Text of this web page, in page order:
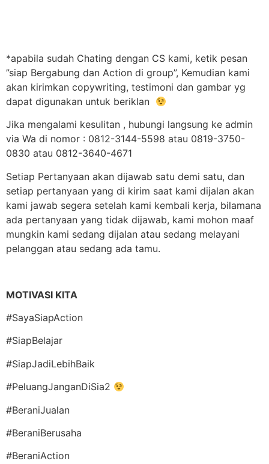
*apabila sudah Chating dengan CS kami, ketik pesan
”siap Bergabung dan Action di group”, Kemudian kami
akan kirimkan copywriting, testimoni dan gambar yg
dapat digunakan untuk beriklan
Jika mengalami kesulitan , hubungi langsung ke admin
via Wa di nomor : 0812-3144-5598 atau 0819-3750-
0830 atau 0812-3640-4671
Setiap Pertanyaan akan dijawab satu demi satu, dan
setiap pertanyaan yang di kirim saat kami dijalan akan
kami jawab segera setelah kami kembali kerja, bilamana
ada pertanyaan yang tidak dijawab, kami mohon maaf
mungkin kami sedang dijalan atau sedang melayani
pelanggan atau sedang ada tamu.
MOTIVASI KITA
#SayaSiapAction
#SiapBelajar
#SiapJadiLebihBaik
#PeluangJanganDiSia2
#BeraniJualan
#BeraniBerusaha
#BeraniAction